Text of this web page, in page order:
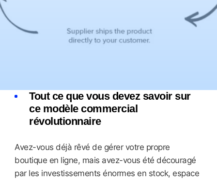
Tout ce que vous devez savoir sur
ce modèle commercial
révolutionnaire
Avez-vous déjà rêvé de gérer votre propre
boutique en ligne, mais avez-vous été découragé
par les investissements énormes en stock, espace